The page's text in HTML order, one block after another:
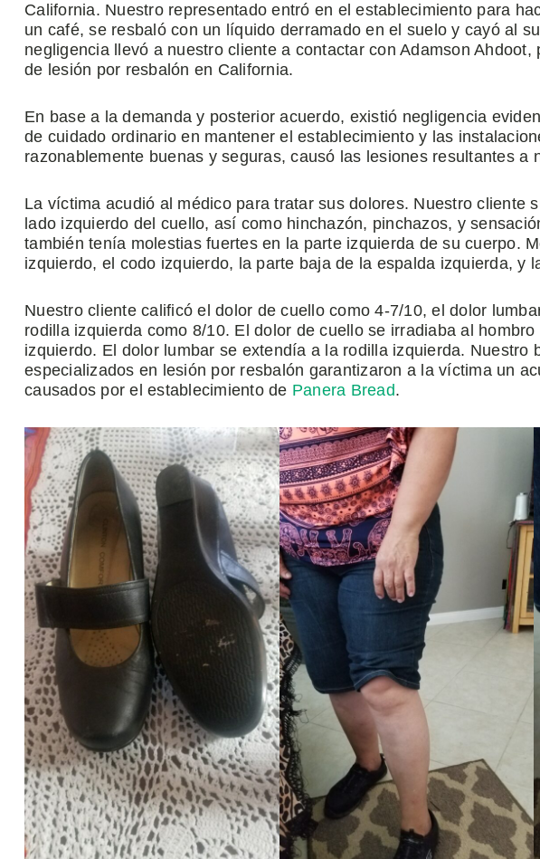
California. Nuestro representado entró en el establecimiento para
un café, se resbaló con un líquido derramado en el suelo y cayó al
negligencia llevó a nuestro cliente a contactar con Adamson
de lesión por resbalón en California.
En base a la demanda y posterior acuerdo, existió negligencia
de cuidado ordinario en mantener el establecimiento y las
razonablemente buenas y seguras, causó las lesiones resultantes a
La víctima acudió al médico para tratar sus dolores. Nuestro cliente
lado izquierdo del cuello, así como hinchazón, pinchazos, y
también tenía molestias fuertes en la parte izquierda de su cuerpo.
izquierdo, el codo izquierdo, la parte baja de la espalda izquierda, y
Nuestro cliente calificó el dolor de cuello como 4-7/10, el dolor
rodilla izquierda como 8/10. El dolor de cuello se irradiaba al
izquierdo. El dolor lumbar se extendía a la rodilla izquierda. Nuestro
especializados en lesión por resbalón garantizaron a la víctima un
causados por el establecimiento de Panera Bread.